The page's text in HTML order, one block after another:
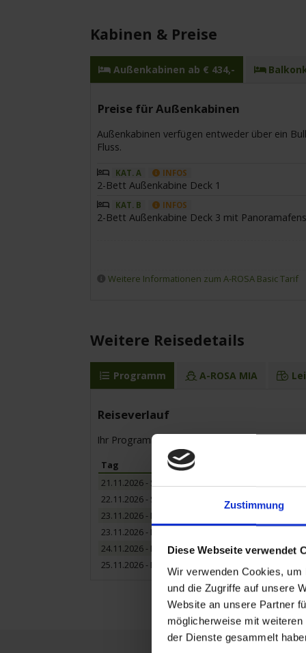
Zustimmung
Diese Webseite verwendet
Wir verwenden Cookies,
und die Zugriffe auf unsere
Website an unsere Partner
möglicherweise mit
der Dienste gesammelt
Kabinen & Preise
Außenkabinen ab € 434,-
Preise für Außenkabinen
Außenkabinen verfügen entweder über ein
Fluss.
KAT. A INFOS
2-Bett Außenkabine Deck 1
KAT. B INFOS
2-Bett Außenkabine Deck 3 mit
Weitere Informationen zum A-ROSA Basic Tarif
Weitere Reisedetails
Programm A-ROSA MIA
Reiseverlauf
Ihr Programm für die Kreuzfahrt vom
Tag
21.11.2026 - Samstag
22.11.2026 - Sonntag
23.11.2026 - Montag
23.11.2026 - Montag
24.11.2026 - Dienstag
25.11.2026 - Mittwoch